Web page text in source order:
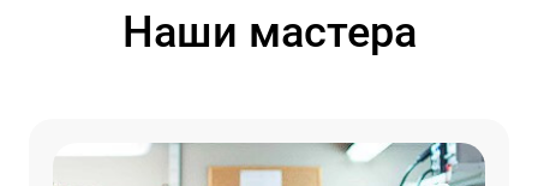
Наши мастера